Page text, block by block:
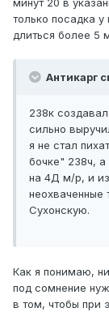
минут 20 в
только посадка
длиться более 5
Антикарг
238к
сильно
я не стал
бочке" 238ч, а
на 4Д м/р, и
неохваченные
Сухонскую.
Как я понимаю,
под сомнение
в том, чтобы при